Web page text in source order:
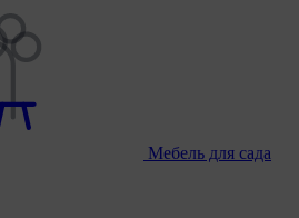
Мебель для сада